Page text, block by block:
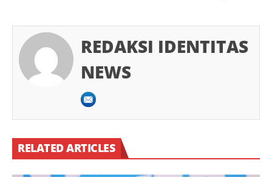
REDAKSI IDENTITAS
NEWS
RELATED ARTICLES